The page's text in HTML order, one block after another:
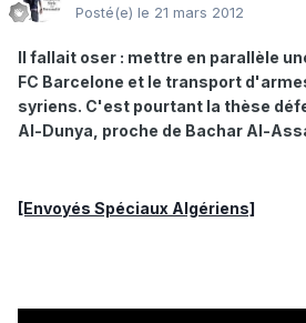
Posté(e) le 21 mars 2012
Il fallait oser : mettre en parallèle
FC Barcelone et le transport
syriens. C'est pourtant la thèse
Al-Dunya, proche de Bachar Al-
[Envoyés Spéciaux Algériens]